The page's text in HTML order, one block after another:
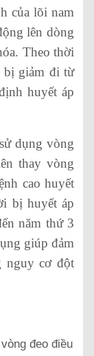
của lõi nam
lên dòng
Theo thời
bị giảm đi từ
huyết áp
dụng vòng
thay vòng
cao huyết
bị huyết áp
năm thứ 3
giúp đảm
nguy cơ đột
đeo điều